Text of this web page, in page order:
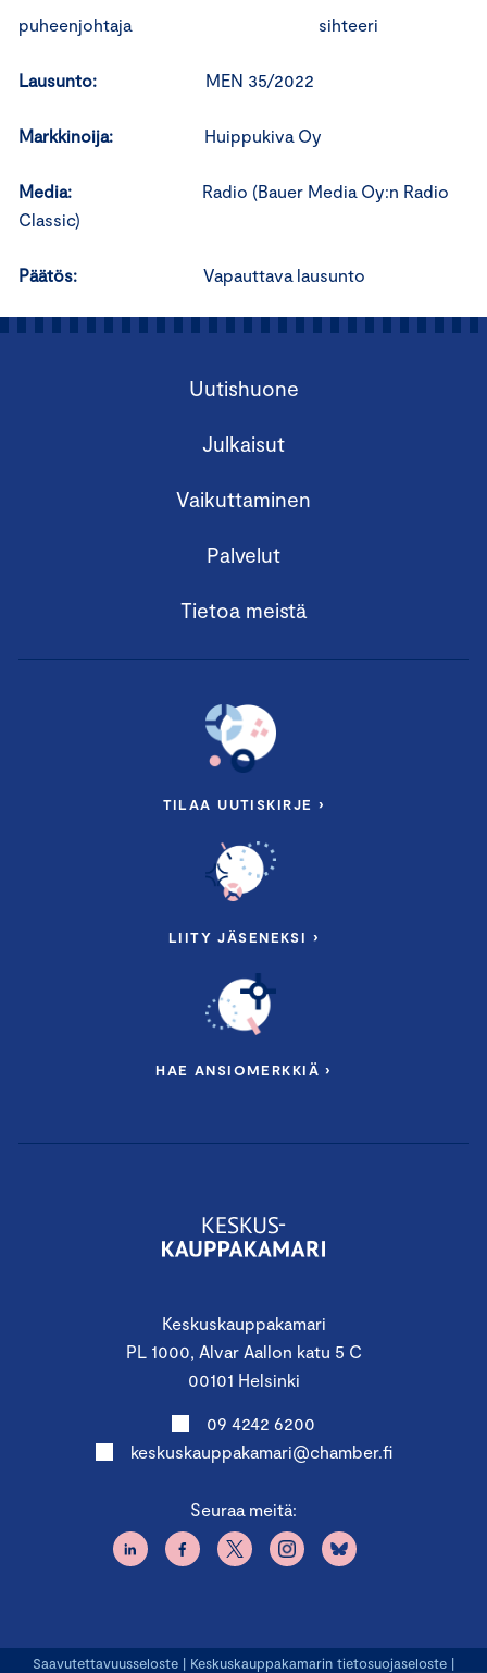
puheenjohtaja sihteeri
Lausunto: MEN 35/2022
Markkinoija: Huippukiva Oy
Media: Radio (Bauer Media Oy:n Radio
Classic)
Päätös: Vapauttava lausunto
Keskuskauppakamari
PL 1000, Alvar Aallon katu 5 C
00101 Helsinki
09 4242 6200
keskuskauppakamari@chamber.fi
Seuraa meitä:
Uutishuone
Julkaisut
Vaikuttaminen
Palvelut
Tietoa meistä
TILAA UUTISKIRJE ›
LIITY JÄSENEKSI ›
HAE ANSIOMERKKIÄ ›
Saavutettavuusseloste | Keskuskauppakamarin tietosuojaseloste |